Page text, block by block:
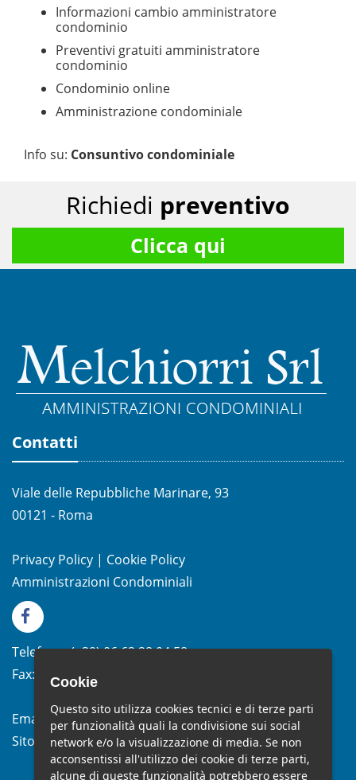
Informazioni cambio amministratore
condominio
Preventivi gratuiti amministratore
condominio
Condominio online
Amministrazione condominiale
Info su: Consuntivo condominiale
Richiedi preventivo
Clicca qui
Contatti
Viale delle Repubbliche Marinare, 93
00121 - Roma
Privacy Policy | Cookie Policy
Amministrazioni Condominiali
Telefono:(+39)06.62.28.04.58
Fax:
(+39) 06.99.33.19.10
Email: info@studiomelchiorri.it
Sito Web:www.stmelchiorri.it
Cookie
Questo sito utilizza cookies tecnici e di terze parti
per funzionalità quali la condivisione sui social
network e/o la visualizzazione di media. Se non
acconsentissi all'utilizzo dei cookie di terze parti,
alcune di queste funzionalità potrebbero essere